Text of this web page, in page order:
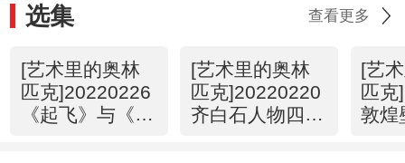
选集 查看更多
[艺术里的奥林
匹克]20220226
《起飞》与《挑
[艺术里的奥林
匹克]20220220
齐白石人物四条
[艺
匹克
敦煌